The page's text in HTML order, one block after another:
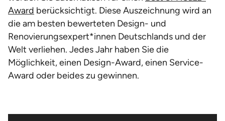
Award berücksichtigt. Diese Auszeichnung wird an
die am besten bewerteten Design- und
Renovierungsexpert*innen Deutschlands und der
Welt verliehen. Jedes Jahr haben Sie die
Möglichkeit, einen Design-Award, einen Service-
Award oder beides zu gewinnen.